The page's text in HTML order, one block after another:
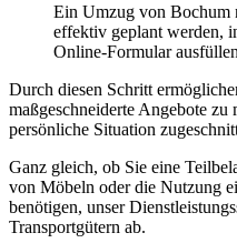
Ein Umzug von Bochum
effektiv geplant werden,
Online-Formular
Durch diesen Schritt
maßgeschneiderte Angebote
persönliche Situation
Ganz gleich, ob Sie eine
von Möbeln oder die Nutzung
benötigen, unser
Transportgütern ab.